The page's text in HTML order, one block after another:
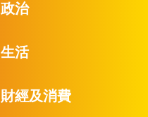
政治
生活
財經及消費